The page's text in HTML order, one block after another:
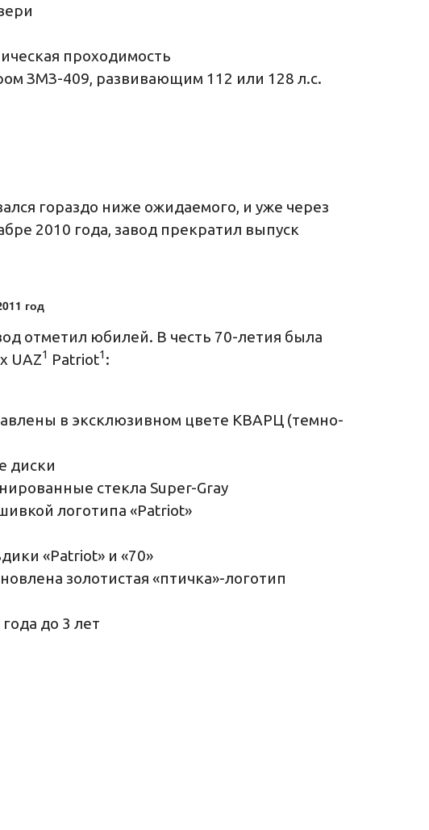
проходимость
ЗМЗ-409, развивающим 112 или 128 л.с.
гораздо ниже ожидаемого, и уже через
2010 года, завод прекратил выпуск
год
отметил юбилей. В честь 70-летия была
UAZ1 Patriot1 :
в эксклюзивном цвете КВАРЦ (темно-
диски
стекла Super-Gray
логотипа «Patriot»
«Patriot» и «70»
золотистая «птичка»-логотип
до 3 лет